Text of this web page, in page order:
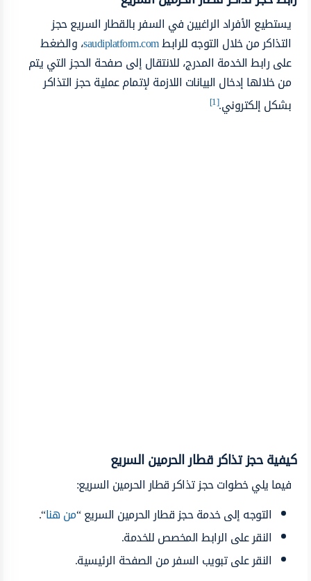
يستطيع الأفراد الراغبين في السفر بالقطار السريع حجز
التذاكر من خلال التوجه للرابطsaudiplatform.com، والضغط
على رابط الخدمة المدرج، للانتقال إلى صفحة الحجز التي يتم
من خلالها إدخال البيانات اللازمة لإتمام عملية حجز التذاكر
بشكل إلكتروني.[1]
كيفية حجز تذاكر قطار الحرمين السريع
فيما يلي خطوات حجز تذاكر قطار الحرمين السريع:
التوجه إلى خدمة حجز قطار الحرمين السريع “من هنا“.
النقر على الرابط المخصص للخدمة.
النقر على تبويب السفر من الصفحة الرئيسية.